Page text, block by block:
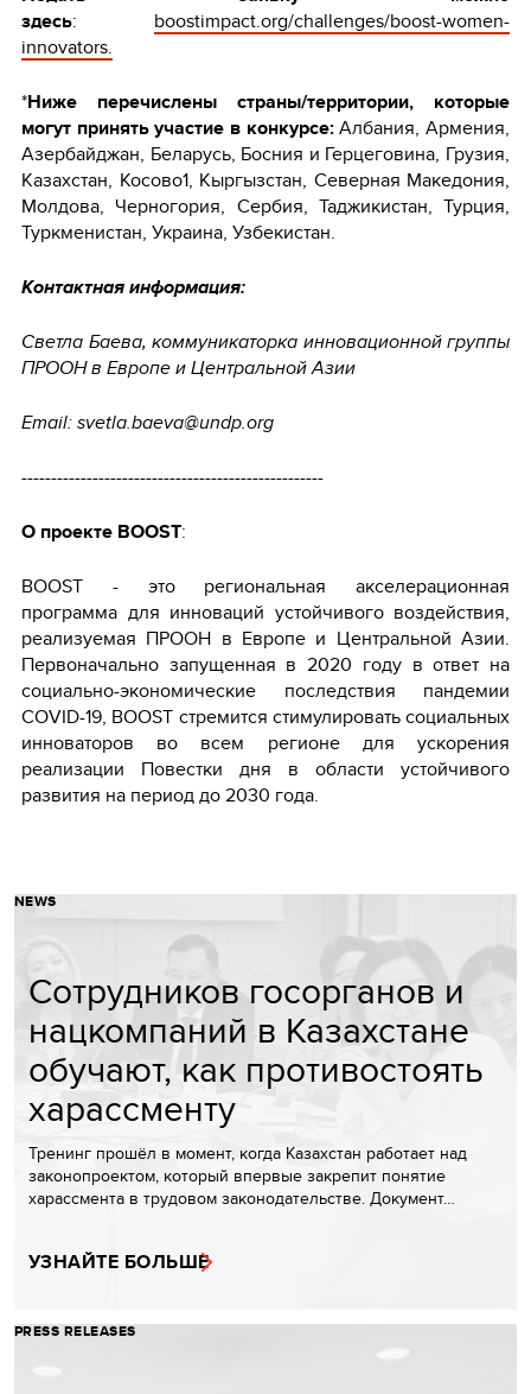
здесь: boostimpact.org/challenges/boost-women-
innovators.
*Ниже перечислены страны/территории, которые
могут принять участие в конкурсе:Албания, Армения,
Азербайджан, Беларусь, Босния и Герцеговина, Грузия,
Казахстан, Косово1, Кыргызстан, Северная Македония,
Молдова, Черногория, Сербия, Таджикистан, Турция,
Туркменистан, Украина, Узбекистан.
Контактная информация:
Светла Баева, коммуникаторка инновационной группы
ПРООН в Европе и Центральной Азии
Email: svetla.baeva@undp.org
---------------------------------------------------
О проекте BOOST:
BOOST - это региональная акселерационная
программа для инноваций устойчивого воздействия,
реализуемая ПРООН в Европе и Центральной Азии.
Первоначально запущенная в 2020 году в ответ на
социально-экономические последствия пандемии
COVID-19, BOOST стремится стимулировать социальных
инноваторов во всем регионе для ускорения
реализации Повестки дня в области устойчивого
развития на период до 2030 года.
NEWS
Сотрудников госорганов и
нацкомпаний в Казахстане
обучают, как противостоять
харассменту
Тренинг прошёл в момент, когда Казахстан работает над
законопроектом, который впервые закрепит понятие
харассмента в трудовом законодательстве. Документ…
УЗНАЙТЕ БОЛЬШЕ
PRESS RELEASES